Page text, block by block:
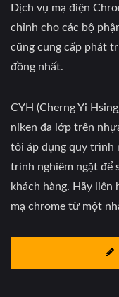
Dịch vụ mạ điện
chỉnh cho các bộ
cũng cung cấp phát
đồng nhất.
CYH (Cherng Yi
niken đa lớp trên
tôi áp dụng quy trình
trình nghiêm ngặt để
khách hàng. Hãy liên
mạ chrome từ một